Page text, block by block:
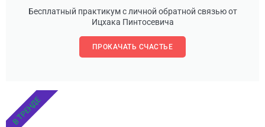
Бесплатный практикум с личной обратной связью от
Ицхака Пинтосевича
ПРОКАЧАТЬ СЧАСТЬЕ
В ТРЕНДЕ